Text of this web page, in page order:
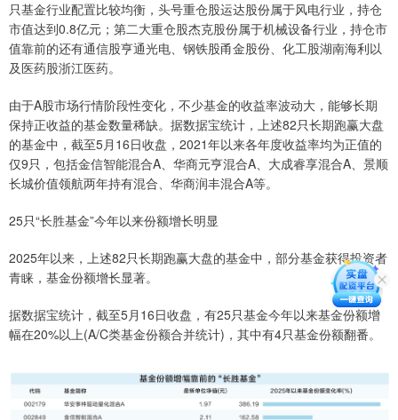
只基金行业配置比较均衡，头号重仓股运达股份属于风电行业，持仓
市值达到0.8亿元；第二大重仓股杰克股份属于机械设备行业，持仓市
值靠前的还有通信股亨通光电、钢铁股甬金股份、化工股湖南海利以
及医药股浙江医药。
由于A股市场行情阶段性变化，不少基金的收益率波动大，能够长期
保持正收益的基金数量稀缺。据数据宝统计，上述82只长期跑赢大盘
的基金中，截至5月16日收盘，2021年以来各年度收益率均为正值的
仅9只，包括金信智能混合A、华商元亨混合A、大成睿享混合A、景顺
长城价值领航两年持有混合、华商润丰混合A等。
25只“长胜基金”今年以来份额增长明显
2025年以来，上述82只长期跑赢大盘的基金中，部分基金获得投资者
青睐，基金份额增长显著。
据数据宝统计，截至5月16日收盘，有25只基金今年以来基金份额增
幅在20%以上(A/C类基金份额合并统计)，其中有4只基金份额翻番。